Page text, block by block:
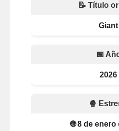
📝 Título
Giant
📅
2026
🍿
🌐 8 de enero